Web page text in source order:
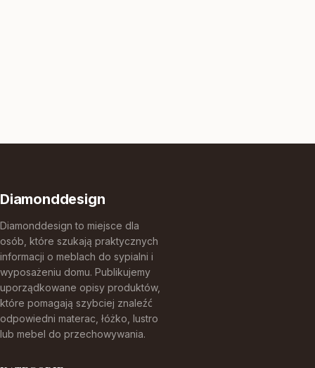
Diamonddesign
Diamonddesign to miejsce dla
osób, które szukają praktycznych
informacji o meblach do sypialni i
wyposażeniu domu. Publikujemy
uporządkowane opisy produktów,
które pomagają szybciej znaleźć
odpowiedni materac, łóżko, lustro
lub mebel do przechowywania.